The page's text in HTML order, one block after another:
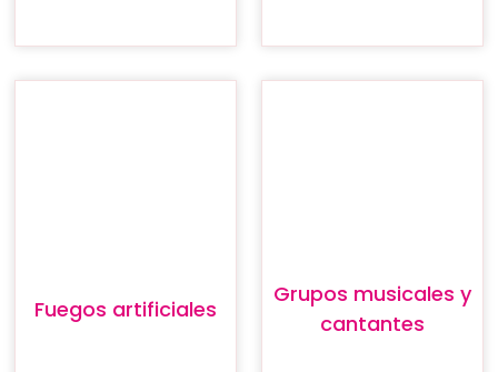
Fuegos artificiales
Grupos musicales y
cantantes